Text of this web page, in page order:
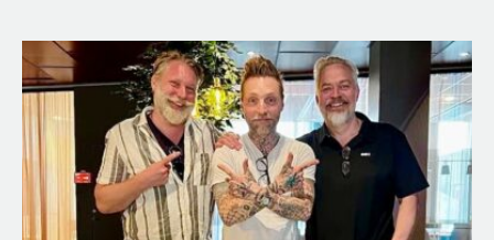
Stress
Studier
Träning
TV
Välgörenhet
Valuta